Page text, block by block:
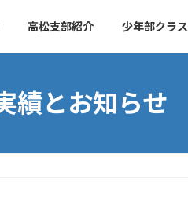
高松支部紹介 少年部クラス
績とお知らせ